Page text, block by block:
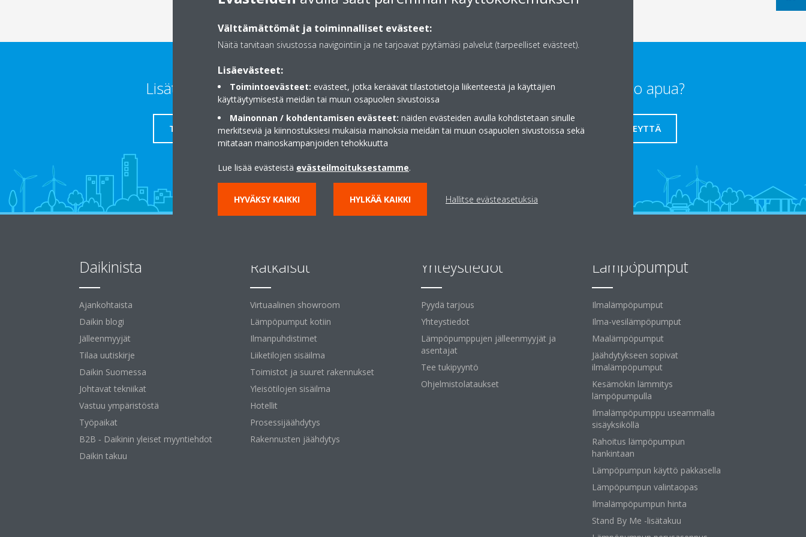
Lisätietoja
TUKI
Tarvitsetko apua?
OTA YHTEYTTÄ
Daikinista
Ajankohtaista
Daikin blogi
Jälleenmyyjät
Tilaa uutiskirje
Daikin Suomessa
Johtavat tekniikat
Vastuu ympäristöstä
Työpaikat
B2B ‐ Daikinin yleiset myyntiehdot
Daikin takuu
Ratkaisut
Virtuaalinen showroom
Lämpöpumput kotiin
Ilmanpuhdistimet
Liiketilojen sisäilma
Toimistot ja suuret rakennukset
Yleisötilojen sisäilma
Hotellit
Prosessijäähdytys
Rakennusten jäähdytys
Yhteystiedot
Pyydä tarjous
Yhteystiedot
Lämpöpumppujen jälleenmyyjät ja
asentajat
Tee tukipyyntö
Ohjelmistolataukset
Lämpöpumput
Ilmalämpöpumput
Ilma-vesilämpöpumput
Maalämpöpumput
Jäähdytykseen sopivat
ilmalämpöpumput
Kesämökin lämmitys
lämpöpumpulla
Ilmalämpöpumppu useammalla
sisäyksiköllä
Rahoitus lämpöpumpun
hankintaan
Lämpöpumpun käyttö pakkasella
Lämpöpumpun valintaopas
Ilmalämpöpumpun hinta
Stand By Me -lisätakuu
Välttämättömät ja toiminnalliset evästeet:
Näitä tarvitaan sivustossa navigointiin ja ne tarjoavat pyytämäsi palvelut (tarpeelliset evästeet).
Lisäevästeet:
Toimintoevästeet: evästeet, jotka keräävät tilastotietoja liikenteestä ja käyttäjien
käyttäytymisestä meidän tai muun osapuolen sivustoissa
Mainonnan / kohdentamisen evästeet: näiden evästeiden avulla kohdistetaan sinulle
merkitseviä ja kiinnostuksiesi mukaisia mainoksia meidän tai muun osapuolen sivustoissa sekä
mitataan mainoskampanjoiden tehokkuutta
Lue lisää evästeistä evästeilmoituksestamme.
HYVÄKSY KAIKKI HYLKÄÄ KAIKKI Hallitse evästeasetuksia